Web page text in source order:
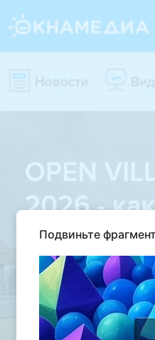
Подвиньте